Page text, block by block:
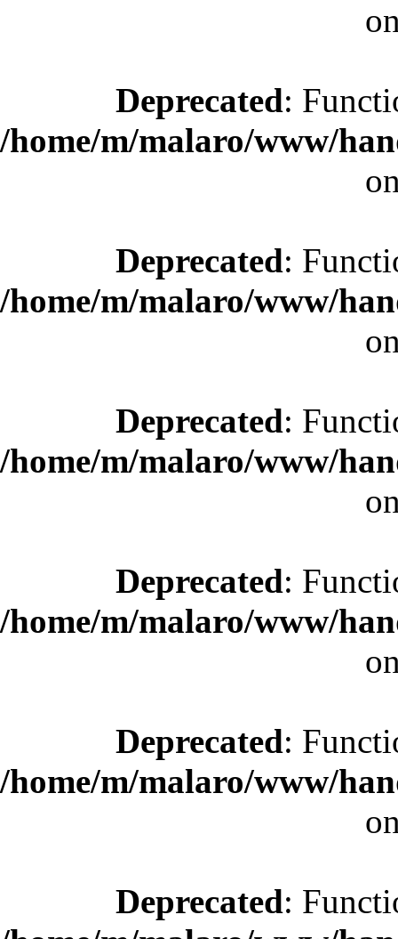
Deprecated:
/home/m/malaro/www/
Deprecated:
/home/m/malaro/www/
Deprecated:
/home/m/malaro/www/
Deprecated:
/home/m/malaro/www/
Deprecated:
/home/m/malaro/www/
Deprecated: